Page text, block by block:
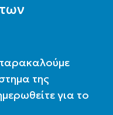
της
για το